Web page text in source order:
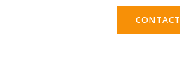
CONTACT